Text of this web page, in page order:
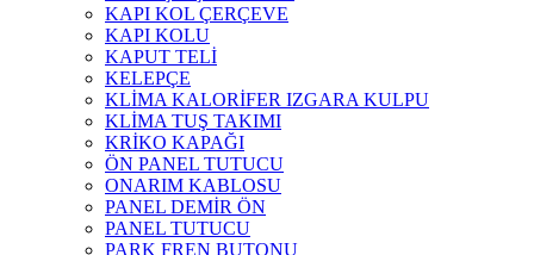
KAPI KOL ÇERÇEVE
KAPI KOLU
KAPUT TELİ
KELEPÇE
KLİMA KALORİFER IZGARA KULPU
KLİMA TUŞ TAKIMI
KRİKO KAPAĞI
ÖN PANEL TUTUCU
ONARIM KABLOSU
PANEL DEMİR ÖN
PANEL TUTUCU
PARK FREN BUTONU